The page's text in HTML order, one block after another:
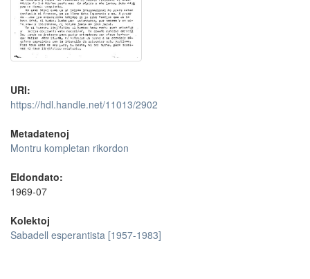
URI:
https://hdl.handle.net/11013/2902
Metadatenoj
Montru kompletan rikordon
Eldondato:
1969-07
Kolektoj
Sabadell esperantista [1957-1983]